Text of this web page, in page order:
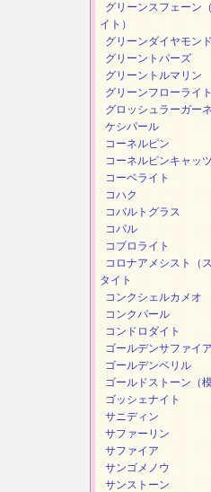
グリーンスフェーン
イト）
グリーンダイヤモンド
グリーントパーズ
グリーントルマリン
グリーンフローライト
グロッシュラーガー
ケシパール
コーネルピン
コーネルピンキャッ
コーベライト
コハク
コバルトグラス
コパル
コブロライト
コロナアメシスト（
タイト
コンクシェルカメオ
コンクパール
コンドロダイト
ゴールデンサファイア
ゴールデンベリル
ゴールドストーン（模
ゴッシェナイト
サニディン
サファーリン
サファイア
サンゴメノウ
サンストーン